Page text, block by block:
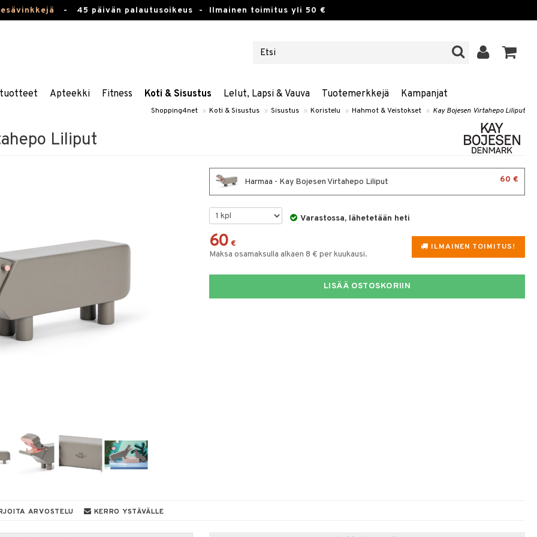
- 45 päivän palautusoikeus - Ilmainen toimitus yli 50 €
Apteekki Fitness Koti & Sisustus Lelut, Lapsi & Vauva Tuotemerkkejä Kampanjat
Shopping4net » Koti & Sisustus » Sisustus » Koristelu » Hahmot & Veistokset » Kay Bojesen Virtahepo Liliput
Liliput
Harmaa - Kay Bojesen Virtahepo Liliput 60 €
Varastossa, lähetetään heti
ILMAINEN TOIMITUS!
60 €
Maksa osamaksulla alkaen 8 € per kuukausi.
LISÄÄ OSTOSKORIIN
ARVOSTELU KERRO YSTÄVÄLLE